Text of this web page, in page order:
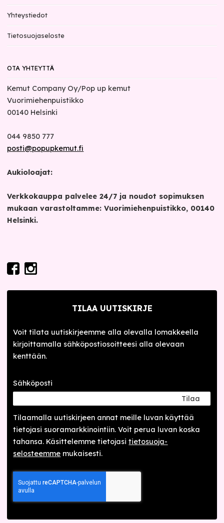
Yhteystiedot
Tietosuojaseloste
OTA YHTEYTTÄ
Kemut Company Oy/Pop up kemut
Vuorimiehenpuistikko
00140 Helsinki
044 9850 777
posti@popupkemut.fi
Aukioloajat:
Verkkokauppa palvelee 24/7 ja noudot sopimuksen
mukaan varastoltamme: Vuorimiehenpuistikko, 00140
Helsinki.
TILAA UUTISKIRJE
Voit tilata uutiskirjeemme alla olevalla lomakkeella
kirjoittamalla sähköpostiosoitteesi alla olevaan
kenttään.
Sähköposti
Tilaa
Tilaamalla uutis­kirjeen annat meille luvan käyttää
tietojasi suora­markkinointiin. Voit perua luvan koska
tahansa. Käsittelemme tietojasitieto­suoja­
selosteemme mukaisesti.